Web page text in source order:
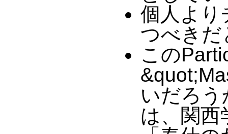
個人より
つべきだ
この
いだろ
は、関西